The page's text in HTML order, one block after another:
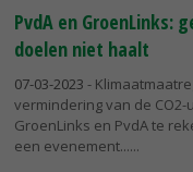
PvdA en GroenLinks:
doelen niet haalt
07-03-2023 -
vermindering van de
GroenLinks en PvdA te
een evenement...